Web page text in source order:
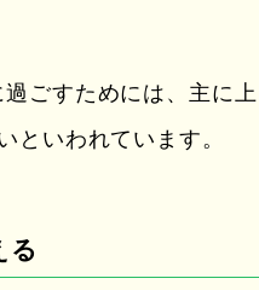
ごすためには、主に上
といわれています。
る